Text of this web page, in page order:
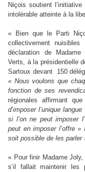
Niçois soutient
intolérable atteinte à la
« Bien que le Parti
collectivement
déclaration de Madame
Verts, à la présidentielle
Sartoux devant
150
« Nous voulons que
fonction de ses
régionales affirmant
d’imposer l’unique
si l’on ne peut imposer
peut en imposer l’offre »
soit possible de les parler
« Pour finir Madame
s’il fallait maintenir les